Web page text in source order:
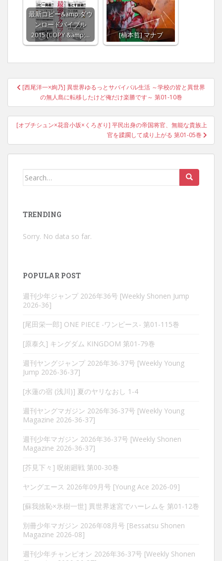
最新コピー&amp;ダウ
ンロードバイブル
2015 [COPY &amp;…
[楠本哲] マナブ
Post
navigation
[西尾洋一×絢乃] 異世界ゆるっとサバイバル生活 ～学校の皆と異世界
の無人島に転移したけど俺だけ楽勝です～ 第01-10巻
[オブチシュン×花音小坂×くろぎり] 平民出身の帝国将官、無能な貴族上
官を蹂躙して成り上がる 第01-05巻
Search
TRENDING
Sorry. No data so far.
POPULAR POST
週刊少年ジャンプ 2026年36号 [Weekly Shonen Jump
2026-36]
[尾田栄一郎] ONE PIECE -ワンピース- 第01-115巻
[原泰久] キングダム KINGDOM 第01-79巻
週刊ヤングジャンプ 2026年36-37号 [Weekly Young
Jump 2026-36-37]
[水蓮の宿 (浅川)] 夏のヤリなおし 1-4
週刊ヤングマガジン 2026年36-37号 [Weekly Young
Magazine 2026-36-37]
週刊少年マガジン 2026年36-37号 [Weekly Shonen
Magazine 2026-36-37]
[芥見下々] 呪術廻戦 第00-30巻
ヤングエース 2026年09月号 [Young Ace 2026-09]
[蘇我捨恥×氷樹一世] 異世界迷宮でハーレムを 第01-12巻
別冊少年マガジン 2026年08月号 [Bessatsu Shonen
Magazine 2026-08]
週刊少年チャンピオン 2026年36-37号 [Weekly Shonen